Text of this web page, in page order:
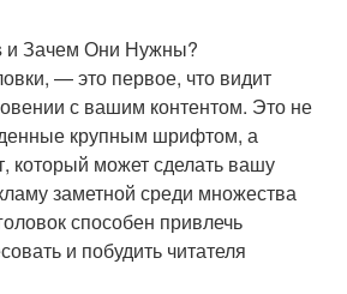
и Зачем Они Нужны?
— это первое, что видит
с вашим контентом. Это не
крупным шрифтом, а
который может сделать вашу
заметной среди множества
способен привлечь
и побудить читателя